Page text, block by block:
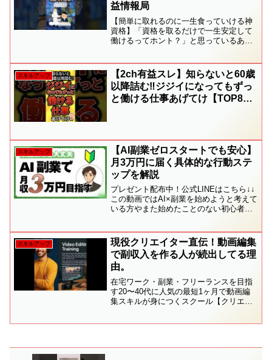
益情報局
【簡単に取れるのに一生食っていける神
資格】「資格を取るだけで一生安定して
働けるってホント？」と思っているあな
ング形式でご紹介。この資格を取れば仕
事に困ること一切なし！💡...
スキルアップ
【2ch有益スレ】知らないと60歳
以降詰む‼ジジイになってもずっ
と働ける仕事あげてけ【TOP8】
スキルアップ
【AI副業ゼロスタートでも安心】
月3万円に届く具体的な行動ステ
ップを解説
プレゼント配布中！公式LINEはこちら↓↓
この動画ではAI×副業を始めようと考えて
いる方やまた始めたことのない初心者の
のお小遣いがあると嬉しいですよね。AI
を活用し...
スキルアップ
現役クリエイター直伝！動画編集
で副収入を作る人が続出してる理
由。
在宅ワーク・副業・フリーランスを目指
す20〜40代に人気の最短1ヶ月で動画編
集スキルが身につくスクール【クリエイ